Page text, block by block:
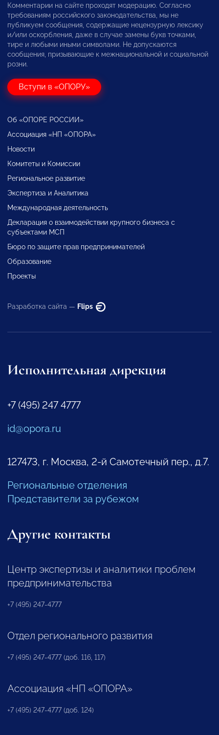
Комментарии на сайте проходят модерацию. Согласно
требованиям российского законодательства, мы не
публикуем сообщения, содержащие нецензурную лексику
и/или оскорбления, даже в случае замены букв точками,
тире и любыми иными символами. Не допускаются
сообщения, призывающие к межнациональной и социальной
розни.
Вступи в «ОПОРУ»
Об «ОПОРЕ РОССИИ»
Ассоциация «НП «ОПОРА»
Новости
Комитеты и Комиссии
Региональное развитие
Экспертиза и Аналитика
Международная деятельность
Декларация о взаимодействии крупного бизнеса с
субъектами МСП
Бюро по защите прав предпринимателей
Образование
Проекты
Разработка сайта — Flips
Исполнительная дирекция
+7 (495) 247 4777
id@opora.ru
127473, г. Москва, 2-й Самотечный пер., д.7.
Региональные отделения
Представители за рубежом
Другие контакты
Центр экспертизы и аналитики проблем
предпринимательства
+7 (495) 247-4777
Отдел регионального развития
+7 (495) 247-4777 (доб. 116, 117)
Ассоциация «НП «ОПОРА»
+7 (495) 247-4777 (доб. 124)